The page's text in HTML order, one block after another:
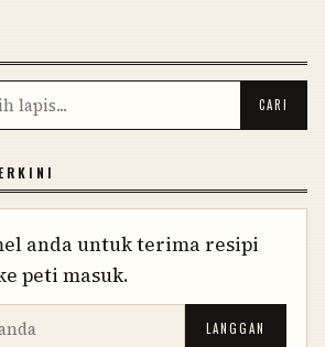
anda untuk terima resipi
peti masuk.
LANGGAN